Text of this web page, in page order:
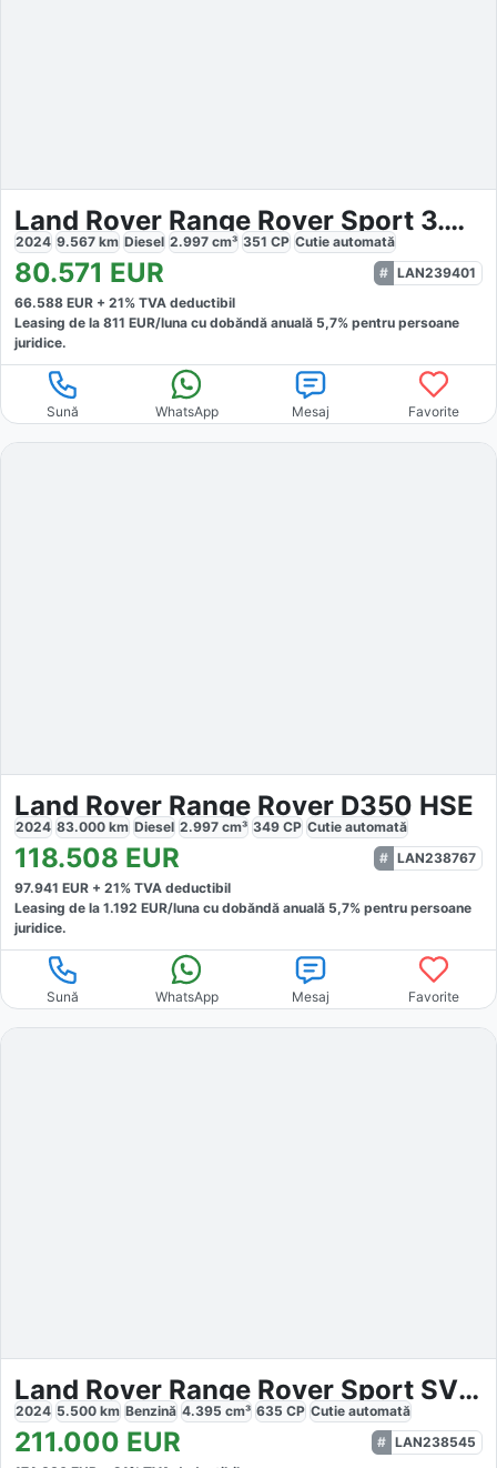
Land Rover Range Rover Sport 3.0 D350 MHEV First Edition
2024 9.567 km Diesel 2.997 cm³ 351 CP Cutie automată
80.571 EUR
LAN239401
66.588 EUR + 21% TVA deductibil
Leasing de la 811 EUR/luna cu dobăndă anuală 5,7% pentru persoane
juridice.
Sună WhatsApp Mesaj Favorite
Land Rover Range Rover D350 HSE
2024 83.000 km Diesel 2.997 cm³ 349 CP Cutie automată
118.508 EUR
LAN238767
97.941 EUR + 21% TVA deductibil
Leasing de la 1.192 EUR/luna cu dobăndă anuală 5,7% pentru persoane
juridice.
Sună WhatsApp Mesaj Favorite
Land Rover Range Rover Sport SV Edition One
2024 5.500 km Benzină 4.395 cm³ 635 CP Cutie automată
211.000 EUR
LAN238545